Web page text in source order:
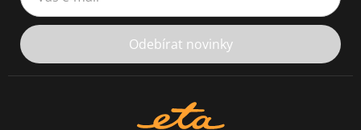
Odebírat novinky